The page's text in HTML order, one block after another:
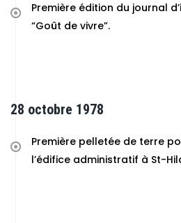
Première édition du journal
“Goût de vivre”.
28 octobre 1978
Première pelletée de terre
l’édifice administratif à St-